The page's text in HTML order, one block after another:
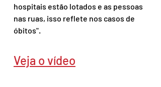
hospitais estão lotados e as pessoas
nas ruas, isso reflete nos casos de
óbitos".
Veja o vídeo